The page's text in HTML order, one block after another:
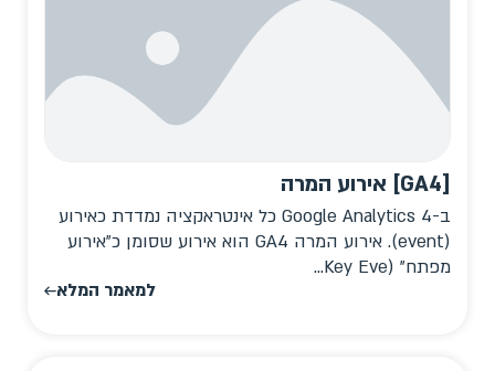
[GA4] אירוע המרה
ב-Google Analytics 4 כל אינטראקציה נמדדת כאירוע
(event). אירוע המרה GA4 הוא אירוע שסומן כ"אירוע
מפתח" (Key Eve...
למאמר המלא